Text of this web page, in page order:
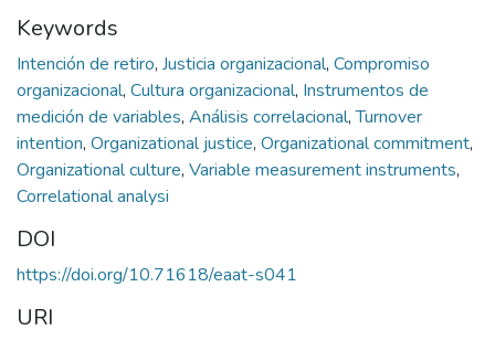
Keywords
Intención de retiro, Justicia organizacional, Compromiso
organizacional, Cultura organizacional, Instrumentos de
medición de variables, Análisis correlacional,Turnover
intention, Organizational justice, Organizational commitment,
Organizational culture, Variable measurement instruments,
Correlational analysi
DOI
https://doi.org/10.71618/eaat-s041
URI